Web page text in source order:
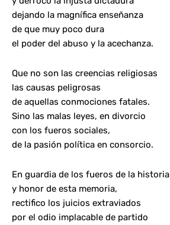
dejando la magnífica enseñanza
de que muy poco dura
el poder del abuso y la acechanza.
Que no son las creencias religiosas
las causas peligrosas
de aquellas conmociones fatales.
Sino las malas leyes, en divorcio
con los fueros sociales,
de la pasión política en consorcio.
En guardia de los fueros de la historia
y honor de esta memoria,
rectifico los juicios extraviados
por el odio implacable de partido